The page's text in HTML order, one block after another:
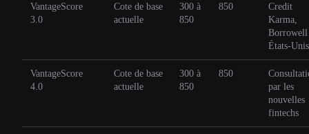
VantageScore
3.0
Cote de base
actuelle
300 à
850
850
Credit
Karma,
Borrowell
États-Unis
VantageScore
4.0
Cote de base
actuelle
300 à
850
850
par les
nouvelles
fintechs